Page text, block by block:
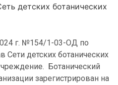
детских ботанических
г. №154/1-03-ОД по
детских ботанических
Ботанический
зарегистрирован на